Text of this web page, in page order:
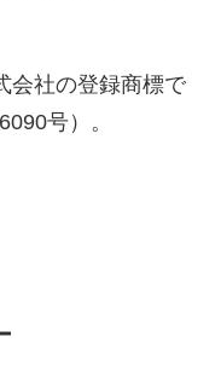
会社の登録商標で
号）。